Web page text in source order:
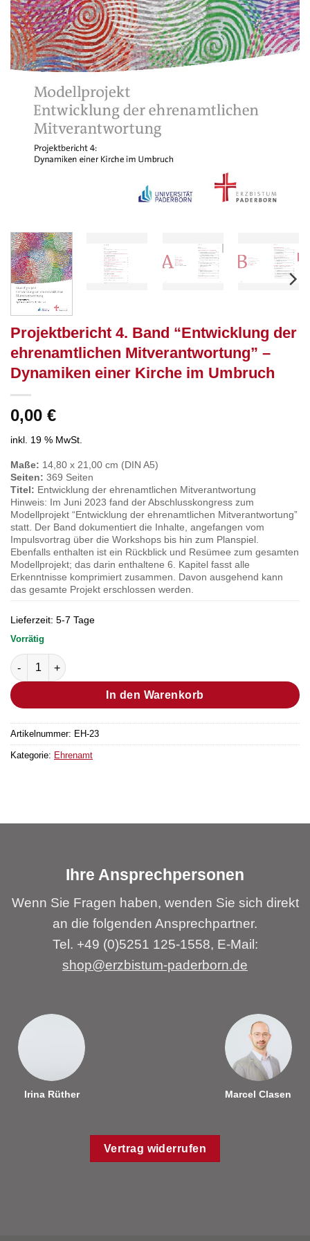
Projektbericht 4. Band “Entwicklung der
ehrenamtlichen Mitverantwortung” –
Dynamiken einer Kirche im Umbruch
0,00 €
inkl. 19 % MwSt.
Maße: 14,80 x 21,00 cm (DIN A5)
Seiten: 369 Seiten
Titel: Entwicklung der ehrenamtlichen Mitverantwortung
Hinweis: Im Juni 2023 fand der Abschlusskongress zum
Modellprojekt “Entwicklung der ehrenamtlichen Mitverantwortung”
statt. Der Band dokumentiert die Inhalte, angefangen vom
Impulsvortrag über die Workshops bis hin zum Planspiel.
Ebenfalls enthalten ist ein Rückblick und Resümee zum gesamten
Modellprojekt; das darin enthaltene 6. Kapitel fasst alle
Erkenntnisse komprimiert zusammen. Davon ausgehend kann
das gesamte Projekt erschlossen werden.
Lieferzeit: 5-7 Tage
Vorrätig
Projektbericht 4. Band "Entwicklung der ehrenamtlichen
In den Warenkorb
Artikelnummer: EH-23
Kategorie: Ehrenamt
Ihre Ansprechpersonen
Wenn Sie Fragen haben, wenden Sie sich direkt
an die folgenden Ansprechpartner.
Tel. +49 (0)5251 125-1558, E-Mail:
shop@erzbistum-paderborn.de
Irina Rüther Marcel Clasen
Vertrag widerrufen